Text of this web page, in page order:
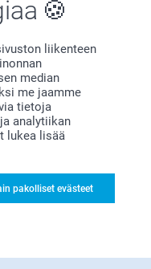
liikenteen
median
me jaamme
tietoja
analytiikan
lukea lisää
pakolliset evästeet